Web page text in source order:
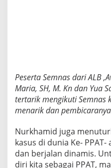
Peserta Semnas dari ALB
Maria, SH, M. Kn dan Yua
tertarik mengikuti Semnas
menarik dan
Nurkhamid juga
kasus di dunia Ke-
dan berjalan dinamis.
diri kita sebagai PPAT,